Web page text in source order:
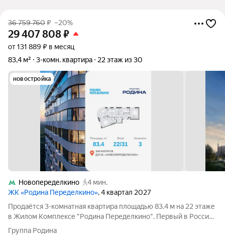
36 759 760₽ –20%
29 407 808₽
от 131 889 ₽ в месяц
83,4 м²
3-комн. квартира 22 этаж из 30
новостройка
Новопеределкино
4 мин.
ЖК «Родина Переделкино», 4 квартал 2027
Продаётся 3-комнатная квартира площадью 83.4 м на 22 этаже
в Жилом Комплексе "Родина Переделкино". Первый в России
киберспортивный кластер от Группы Родина. Это жилой
квартал бизнес-класса на Западе Москвы на границе с
Группа Родина